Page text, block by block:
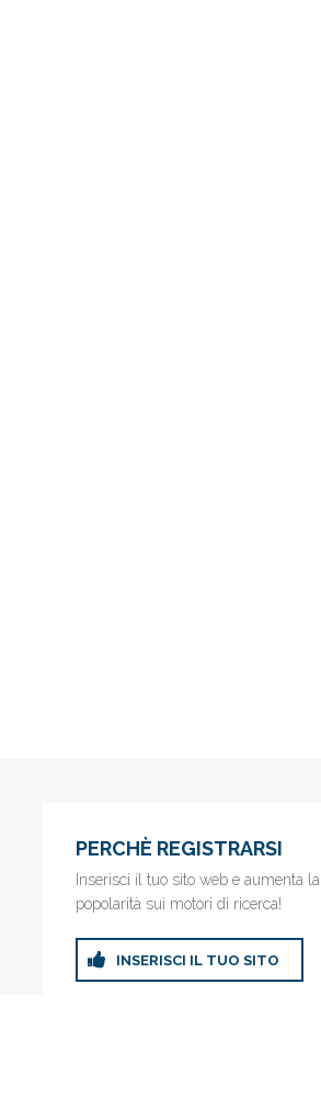
PERCHÈ REGISTRARSI
Inserisci il tuo sito web e aumenta la
popolarità sui motori di ricerca!
INSERISCI IL TUO SITO